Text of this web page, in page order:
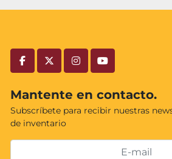
facebooktwitterinstagramyoutube
Mantente en contacto.
Subscríbete para recibir nuestras
de inventario